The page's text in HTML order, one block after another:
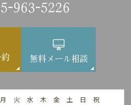
963-5226
無料メール相談
月 火 水 木 金 土 日 祝